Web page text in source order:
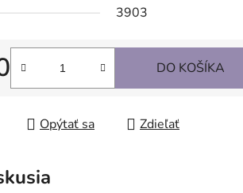
3903
cena:
DO KOŠÍKA
Opýtať sa Zdieľať